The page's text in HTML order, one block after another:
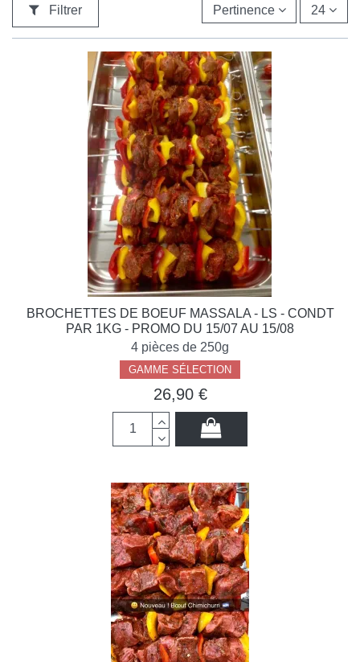
Filtrer Pertinence 24
BROCHETTES DE BOEUF MASSALA - LS - CONDT
PAR 1KG - PROMO DU 15/07 AU 15/08
4 pièces de 250g
GAMME SÉLECTION
26,90 €